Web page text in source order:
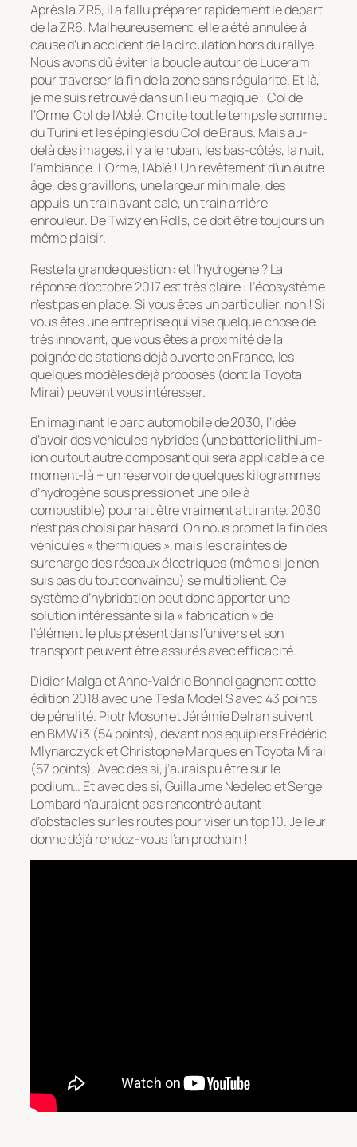
Après la ZR5, il a fallu préparer rapidement le départ
de la ZR6. Malheureusement, elle a été annulée à
cause d’un accident de la circulation hors du rallye.
Nous avons dû éviter la boucle autour de Luceram
pour traverser la fin de la zone sans régularité. Et là,
je me suis retrouvé dans un lieu magique : Col de
l’Orme, Col de l’Ablé. On cite tout le temps le sommet
du Turini et les épingles du Col de Braus. Mais au-
delà des images, il y a le ruban, les bas-côtés, la nuit,
l’ambiance. L’Orme, l’Ablé ! Un revêtement d’un autre
âge, des gravillons, une largeur minimale, des
appuis, un train avant calé, un train arrière
enrouleur. De Twizy en Rolls, ce doit être toujours un
même plaisir.
Reste la grande question : et l’hydrogène ? La
réponse d’octobre 2017 est très claire : l’écosystème
n’est pas en place. Si vous êtes un particulier, non ! Si
vous êtes une entreprise qui vise quelque chose de
très innovant, que vous êtes à proximité de la
poignée de stations déjà ouverte en France, les
quelques modèles déjà proposés (dont la Toyota
Mirai) peuvent vous intéresser.
En imaginant le parc automobile de 2030, l’idée
d’avoir des véhicules hybrides (une batterie lithium-
ion ou tout autre composant qui sera applicable à ce
moment-là + un réservoir de quelques kilogrammes
d’hydrogène sous pression et une pile à
combustible) pourrait être vraiment attirante. 2030
n’est pas choisi par hasard. On nous promet la fin des
véhicules « thermiques », mais les craintes de
surcharge des réseaux électriques (même si je n’en
suis pas du tout convaincu) se multiplient. Ce
système d’hybridation peut donc apporter une
solution intéressante si la « fabrication » de
l’élément le plus présent dans l’univers et son
transport peuvent être assurés avec efficacité.
Didier Malga et Anne-Valérie Bonnel gagnent cette
édition 2018 avec une Tesla Model S avec 43 points
de pénalité. Piotr Moson et Jérémie Delran suivent
en BMW i3 (54 points), devant nos équipiers Frédéric
Mlynarczyck et Christophe Marques en Toyota Mirai
(57 points). Avec des si, j’aurais pu être sur le
podium… Et avec des si, Guillaume Nedelec et Serge
Lombard n’auraient pas rencontré autant
d’obstacles sur les routes pour viser un top 10. Je leur
donne déjà rendez-vous l’an prochain !